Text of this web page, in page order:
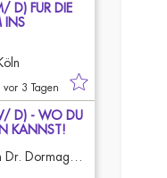
D) FÜR DIE
INS
vor 3 Tagen
D) - WO DU
KANNST!